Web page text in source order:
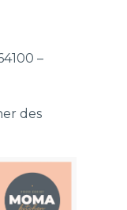
–
des